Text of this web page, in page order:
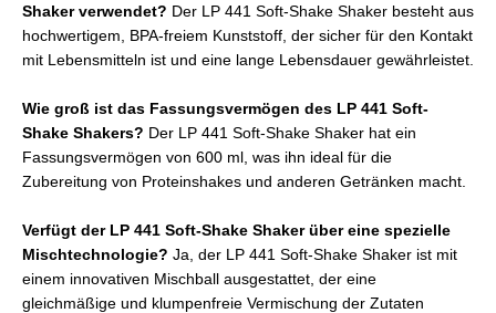
Shaker verwendet? Der LP 441 Soft-Shake Shaker besteht aus
hochwertigem, BPA-freiem Kunststoff, der sicher für den Kontakt
mit Lebensmitteln ist und eine lange Lebensdauer gewährleistet.
Wie groß ist das Fassungsvermögen des LP 441 Soft-
Shake Shakers? Der LP 441 Soft-Shake Shaker hat ein
Fassungsvermögen von 600 ml, was ihn ideal für die
Zubereitung von Proteinshakes und anderen Getränken macht.
Verfügt der LP 441 Soft-Shake Shaker über eine spezielle
Mischtechnologie? Ja, der LP 441 Soft-Shake Shaker ist mit
einem innovativen Mischball ausgestattet, der eine
gleichmäßige und klumpenfreie Vermischung der Zutaten